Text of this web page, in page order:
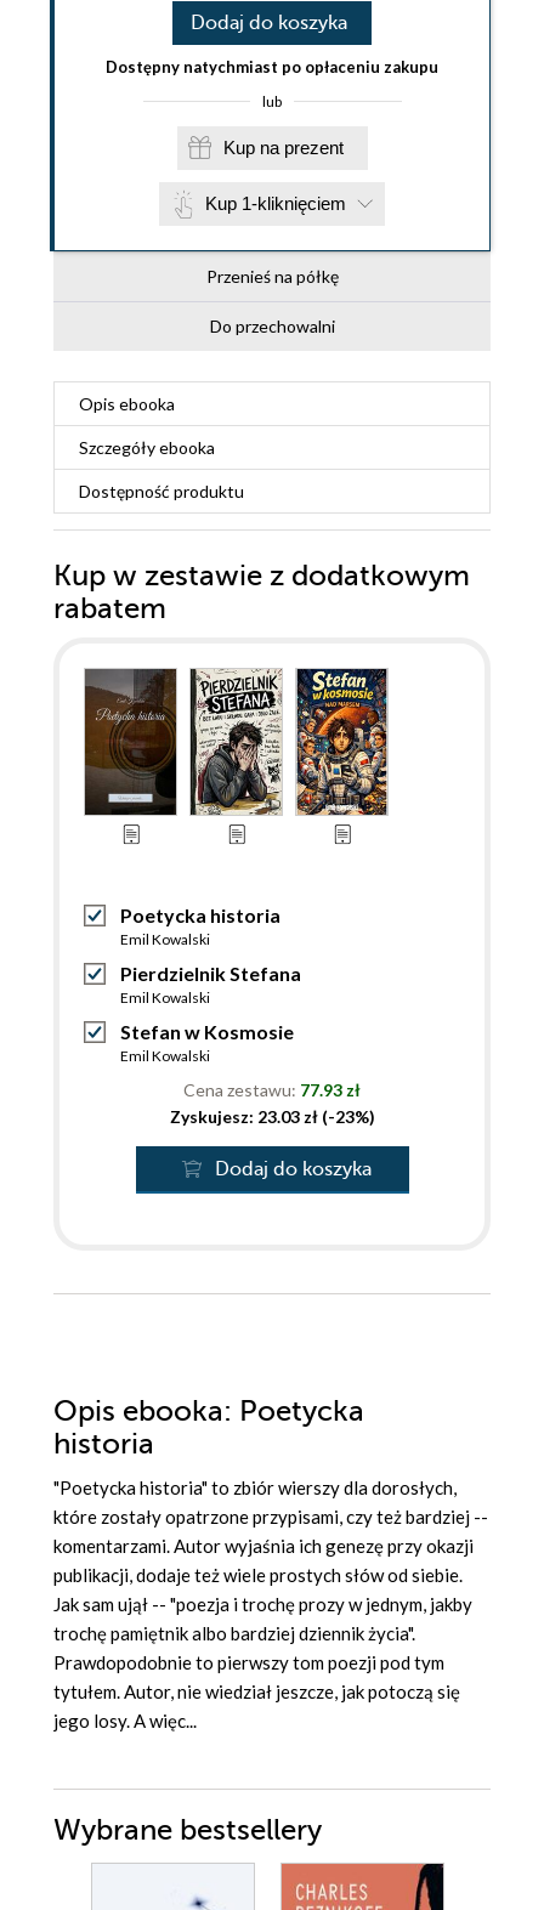
Dodaj do koszyka
Dostępny natychmiast po opłaceniu zakupu
lub
Kup na prezent
Kup 1-kliknięciem
Przenieś na półkę
Do przechowalni
Opis ebooka
Szczegółyebooka
Dostępność produktu
Kup w zestawie z dodatkowym
rabatem
Poetycka historia
Emil Kowalski
Pierdzielnik Stefana
Emil Kowalski
Stefan w Kosmosie
Emil Kowalski
Cena zestawu: 77.93 zł
Zyskujesz: 23.03 zł (-23%)
Dodaj do koszyka
Opis ebooka: Poetycka
historia
"Poetycka historia" to zbiór wierszy dla dorosłych,
które zostały opatrzone przypisami, czy też bardziej --
komentarzami. Autor wyjaśnia ich genezę przy okazji
publikacji, dodaje też wiele prostych słów od siebie.
Jak sam ujął -- "poezja i trochę prozy w jednym, jakby
trochę pamiętnik albo bardziej dziennik życia".
Prawdopodobnie to pierwszy tom poezji pod tym
tytułem. Autor, nie wiedział jeszcze, jak potoczą się
jego losy. A więc...
Wybrane bestsellery